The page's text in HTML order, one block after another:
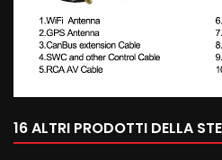
16 ALTRI PRODOTTI DELLA